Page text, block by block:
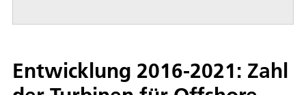
Entwicklung 2016-2021: Zahl